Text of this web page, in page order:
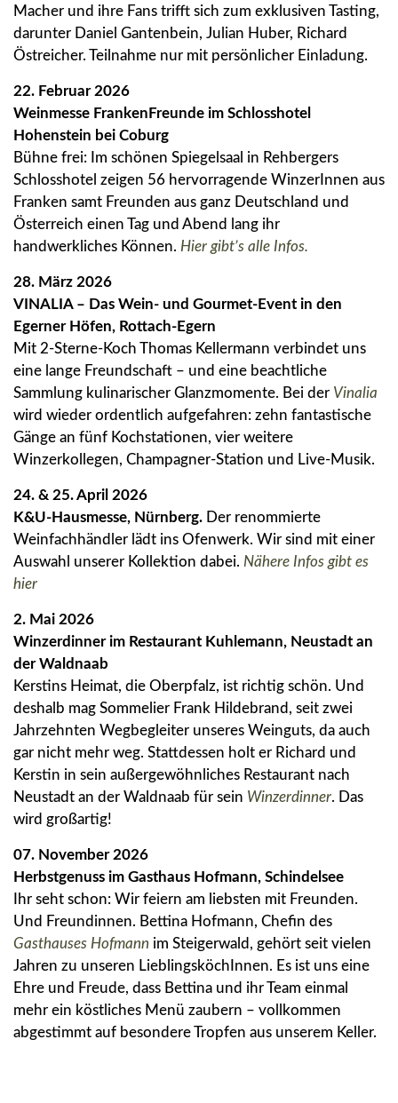
Macher und ihre Fans trifft sich zum exklusiven Tasting,
darunter Daniel Gantenbein, Julian Huber, Richard
Östreicher. Teilnahme nur mit persönlicher Einladung.
22. Februar 2026
Weinmesse FrankenFreunde im Schlosshotel
Hohenstein bei Coburg
Bühne frei: Im schönen Spiegelsaal in Rehbergers
Schlosshotel zeigen 56 hervorragende WinzerInnen aus
Franken samt Freunden aus ganz Deutschland und
Österreich einen Tag und Abend lang ihr
handwerkliches Können. Hier gibt’s alle Infos.
28. März 2026
VINALIA – Das Wein- und Gourmet-Event in den
Egerner Höfen, Rottach-Egern
Mit 2-Sterne-Koch Thomas Kellermann verbindet uns
eine lange Freundschaft – und eine beachtliche
Sammlung kulinarischer Glanzmomente. Bei der Vinalia
wird wieder ordentlich aufgefahren: zehn fantastische
Gänge an fünf Kochstationen, vier weitere
Winzerkollegen, Champagner-Station und Live-Musik.
24. & 25. April 2026
K&U-Hausmesse, Nürnberg. Der renommierte
Weinfachhändler lädt ins Ofenwerk. Wir sind mit einer
Auswahl unserer Kollektion dabei. Nähere Infos gibt es
hier
2. Mai 2026
Winzerdinner im Restaurant Kuhlemann, Neustadt an
der Waldnaab
Kerstins Heimat, die Oberpfalz, ist richtig schön. Und
deshalb mag Sommelier Frank Hildebrand, seit zwei
Jahrzehnten Wegbegleiter unseres Weinguts, da auch
gar nicht mehr weg. Stattdessen holt er Richard und
Kerstin in sein außergewöhnliches Restaurant nach
Neustadt an der Waldnaab für sein Winzerdinner. Das
wird großartig!
07. November 2026
Herbstgenuss im Gasthaus Hofmann, Schindelsee
Ihr seht schon: Wir feiern am liebsten mit Freunden.
Und Freundinnen. Bettina Hofmann, Chefin des
Gasthauses Hofmann im Steigerwald, gehört seit vielen
Jahren zu unseren LieblingsköchInnen. Es ist uns eine
Ehre und Freude, dass Bettina und ihr Team einmal
mehr ein köstliches Menü zaubern – vollkommen
abgestimmt auf besondere Tropfen aus unserem Keller.